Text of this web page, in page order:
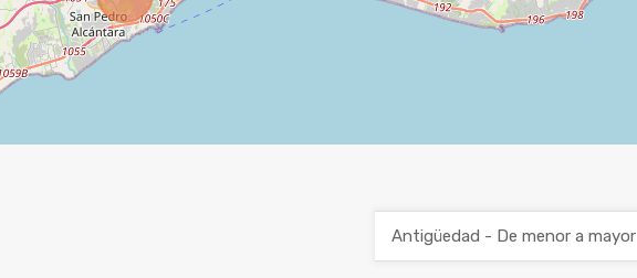
Antigüedad - De menor a mayor